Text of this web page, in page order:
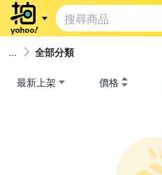
全部分類
最新上架 價格